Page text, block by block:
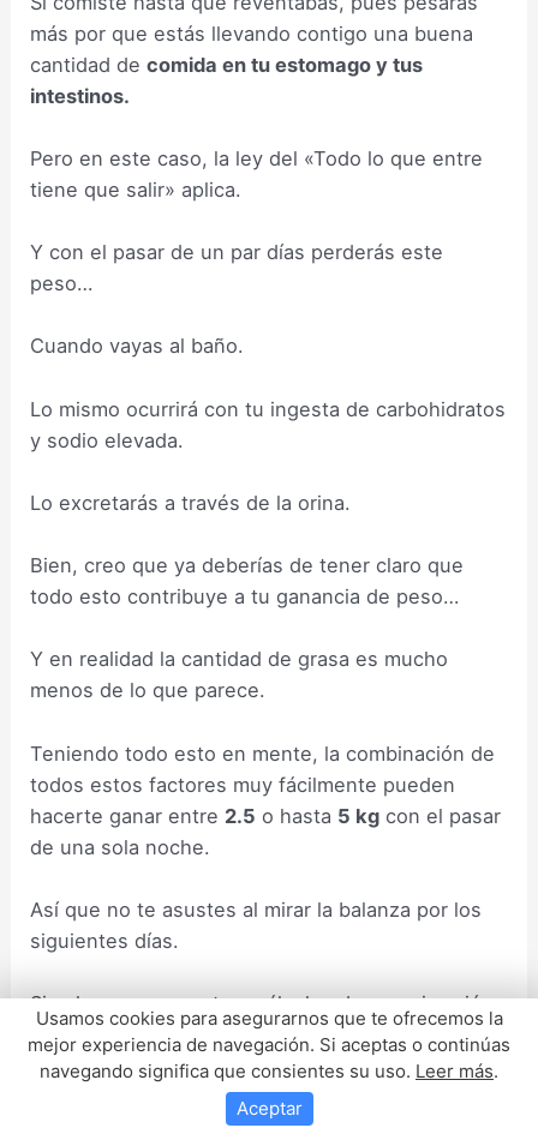
más por que estás llevando contigo una buena
cantidad decomida en tu estomago y tus
intestinos.
Pero en este caso, la ley del «Todo lo que entre
tiene que salir» aplica.
Y con el pasar de un par días perderás este
peso…
Cuando vayas al baño.
Lo mismo ocurrirá con tu ingesta de carbohidratos
y sodio elevada.
Lo excretarás a través de la orina.
Bien, creo que ya deberías de tener claro que
todo esto contribuye a tu ganancia de peso…
Y en realidad la cantidad de grasa es mucho
menos de lo que parece.
Teniendo todo esto en mente, la combinación de
todos estos factores muy fácilmente pueden
hacerte ganar entre 2.5 o hasta 5 kg con el pasar
de una sola noche.
Así que no te asustes al mirar la balanza por los
siguientes días.
Si volvemos a nuestros cálculos de aproximación
de cuánta grasa puedes ganar en un atracón.
Usamos cookies para asegurarnos que te ofrecemos la
mejor experiencia de navegación. Si aceptas o continúas
navegando significa que consientes su uso. Leer más.
Aceptar